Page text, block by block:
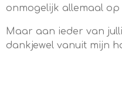
onmogelijk allemaal op
Maar aan ieder van
dankjewel vanuit mijn